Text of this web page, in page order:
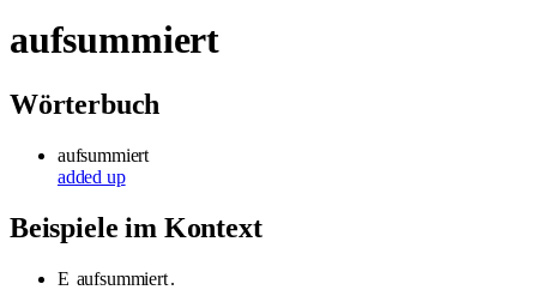
aufsummiert
Wörterbuch
aufsummiert
added up
Beispiele im Kontext
E aufsummiert.